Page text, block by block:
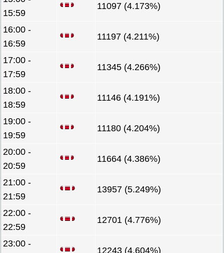
15:59
11097 (4.173%)
16:00 -
16:59
11197 (4.211%)
17:00 -
17:59
11345 (4.266%)
18:00 -
18:59
11146 (4.191%)
19:00 -
19:59
11180 (4.204%)
20:00 -
20:59
11664 (4.386%)
21:00 -
21:59
13957 (5.249%)
22:00 -
22:59
12701 (4.776%)
23:00 -
12243 (4.604%)